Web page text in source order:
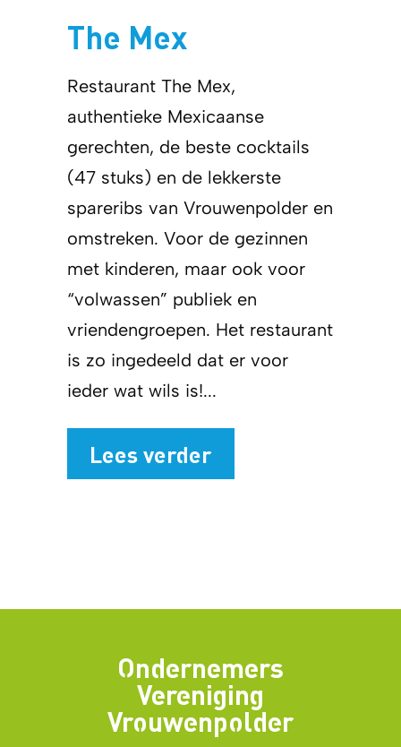
The Mex
Restaurant The Mex,
authentieke Mexicaanse
gerechten, de beste cocktails
(47 stuks) en de lekkerste
spareribs van Vrouwenpolder en
omstreken. Voor de gezinnen
met kinderen, maar ook voor
“volwassen” publiek en
vriendengroepen. Het restaurant
is zo ingedeeld dat er voor
ieder wat wils is!...
Lees verder
Ondernemers
Vereniging
Vrouwenpolder